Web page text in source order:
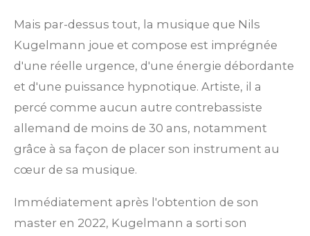
Mais par-dessus tout, la musique que Nils
Kugelmann joue et compose est imprégnée
d'une réelle urgence, d'une énergie débordante
et d'une puissance hypnotique. Artiste, il a
percé comme aucun autre contrebassiste
allemand de moins de 30 ans, notamment
grâce à sa façon de placer son instrument au
cœur de sa musique.
Immédiatement après l'obtention de son
master en 2022, Kugelmann a sorti son